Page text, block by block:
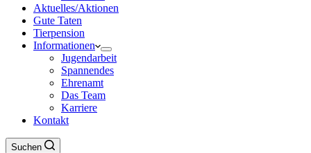
Aktuelles/Aktionen
Gute Taten
Tierpension
Informationen
Jugendarbeit
Spannendes
Ehrenamt
Das Team
Karriere
Kontakt
Suchen